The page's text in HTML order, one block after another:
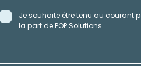
Je souhaite être tenu au courant
la part de POP Solutions